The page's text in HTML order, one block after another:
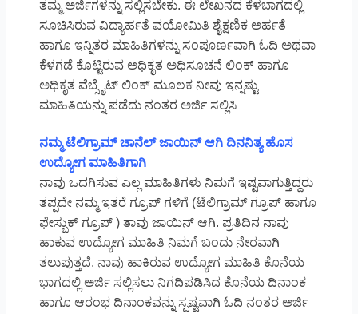
ತಮ್ಮ ಅರ್ಜಿಗಳನ್ನು ಸಲ್ಲಿಸಬೇಕು. ಈ ಲೇಖನದ ಕೆಳಬಾಗದಲ್ಲಿ
ಸೂಚಿಸಿರುವ ವಿದ್ಯಾರ್ಹತೆ ವಯೋಮಿತಿ ಶೈಕ್ಷಣಿಕ ಅರ್ಹತೆ
ಹಾಗೂ ಇನ್ನಿತರ ಮಾಹಿತಿಗಳನ್ನು ಸಂಪೂರ್ಣವಾಗಿ ಓದಿ ಅಥವಾ
ಕೆಳಗಡೆ ಕೊಟ್ಟಿರುವ ಅಧಿಕೃತ ಅಧಿಸೂಚನೆ ಲಿಂಕ್ ಹಾಗೂ
ಅಧಿಕೃತ ವೆಬ್ಸೈಟ್ ಲಿಂಕ್ ಮೂಲಕ ನೀವು ಇನ್ನಷ್ಟು
ಮಾಹಿತಿಯನ್ನು ಪಡೆದು ನಂತರ ಅರ್ಜಿ ಸಲ್ಲಿಸಿ
ನಮ್ಮ ಟೆಲಿಗ್ರಾಮ್ ಚಾನೆಲ್ ಜಾಯಿನ್ ಆಗಿ ದಿನನಿತ್ಯ ಹೊಸ
ಉದ್ಯೋಗ ಮಾಹಿತಿಗಾಗಿ
ನಾವು ಒದಗಿಸುವ ಎಲ್ಲ ಮಾಹಿತಿಗಳು ನಿಮಗೆ ಇಷ್ಟವಾಗುತ್ತಿದ್ದರು
ತಪ್ಪದೇ ನಮ್ಮ ಇತರೆ ಗ್ರೂಪ್ ಗಳಿಗೆ (ಟೆಲಿಗ್ರಾಮ್ ಗ್ರೂಪ್ ಹಾಗೂ
ಫೇಸ್ಬುಕ್ ಗ್ರೂಪ್ ) ತಾವು ಜಾಯಿನ್ ಆಗಿ. ಪ್ರತಿದಿನ ನಾವು
ಹಾಕುವ ಉದ್ಯೋಗ ಮಾಹಿತಿ ನಿಮಗೆ ಬಂದು ನೇರವಾಗಿ
ತಲುಪುತ್ತದೆ. ನಾವು ಹಾಕಿರುವ ಉದ್ಯೋಗ ಮಾಹಿತಿ ಕೊನೆಯ
ಭಾಗದಲ್ಲಿ ಅರ್ಜಿ ಸಲ್ಲಿಸಲು ನಿಗದಿಪಡಿಸಿದ ಕೊನೆಯ ದಿನಾಂಕ
ಹಾಗೂ ಆರಂಭ ದಿನಾಂಕವನ್ನು ಸ್ಪಷ್ಟವಾಗಿ ಓದಿ ನಂತರ ಅರ್ಜಿ